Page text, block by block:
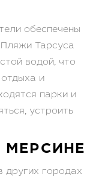
обеспечены
Тарсуса
водой, что
и
парки и
устроить
других городах